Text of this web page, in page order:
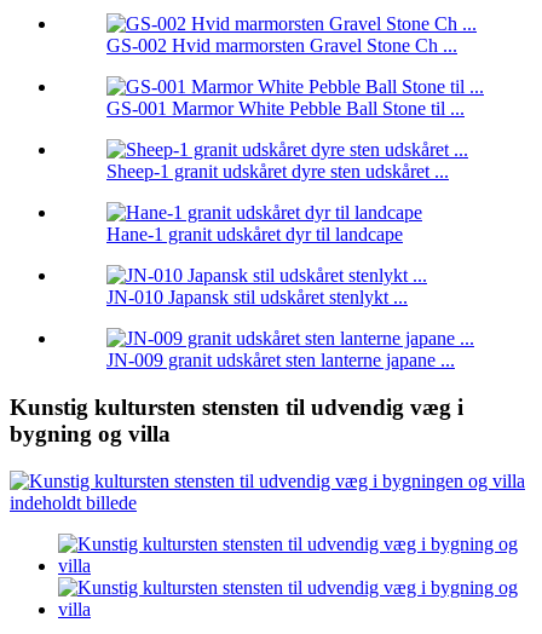
GS-002 Hvid marmorsten Gravel Stone Ch ...
GS-001 Marmor White Pebble Ball Stone til ...
Sheep-1 granit udskåret dyre sten udskåret ...
Hane-1 granit udskåret dyr til landcape
JN-010 Japansk stil udskåret stenlykt ...
JN-009 granit udskåret sten lanterne japane ...
Kunstig kultursten stensten til udvendig væg i
bygning og villa